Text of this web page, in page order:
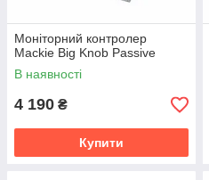
Моніторний контролер
Mackie Big Knob Passive
В наявності
4 190 ₴
Купити